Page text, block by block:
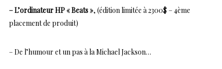
– L’ordinateur HP « Beats », (édition limitée à 2300$ – 4ème
placement de produit)
– De l’humour et un pas à la Michael Jackson…